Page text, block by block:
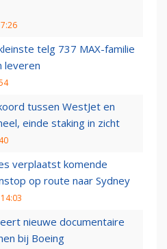
telg 737 MAX-familie
leveren
tussen WestJet en
einde staking in zicht
verplaatst komende
op route naar Sydney
nieuwe documentaire
bij Boeing